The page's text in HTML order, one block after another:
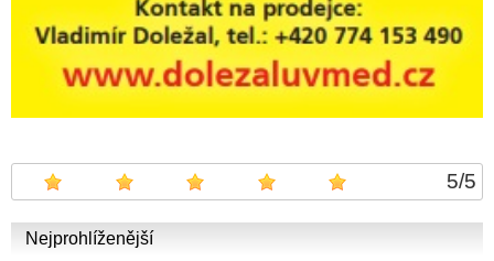
5/5
Nejprohlíženější